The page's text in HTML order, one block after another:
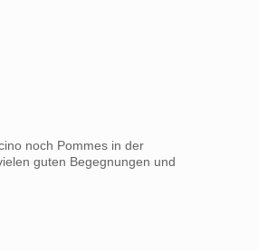
noch Pommes in der
guten Begegnungen und